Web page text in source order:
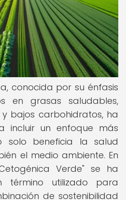
conocida por su énfasis
en grasas saludables,
bajos carbohidratos, ha
incluir un enfoque más
solo beneficia la salud
el medio ambiente. En
Verde" se ha
término utilizado para
de sostenibilidad